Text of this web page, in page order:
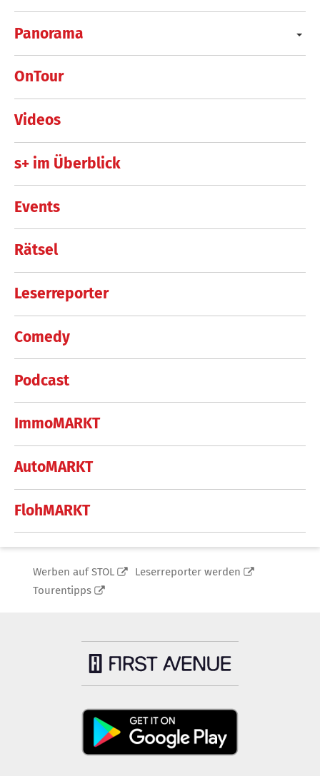
Panorama
OnTour
Videos
s+ im Überblick
Events
Rätsel
Leserreporter
Comedy
Podcast
ImmoMARKT
AutoMARKT
FlohMARKT
Werben auf STOL
Leserreporter werden
Tourentipps